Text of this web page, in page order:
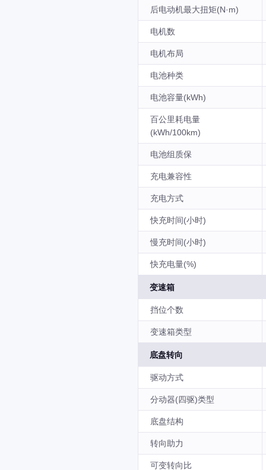
后电动机最大扭矩(N·m)
电机数
电机布局
电池种类
电池容量(kWh)
百公里耗电量
(kWh/100km)
电池组质保
充电兼容性
充电方式
快充时间(小时)
慢充时间(小时)
快充电量(%)
变速箱
挡位个数
变速箱类型
底盘转向
驱动方式
分动器(四驱)类型
底盘结构
转向助力
可变转向比